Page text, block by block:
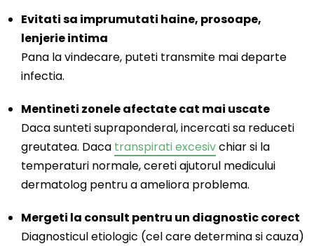
Evitati sa imprumutati haine, prosoape,
lenjerie intima
Pana la vindecare, puteti transmite mai departe
infectia.
Mentineti zonele afectate cat mai uscate
Daca sunteti supraponderal, incercati sa reduceti
greutatea. Daca transpirati excesivchiar si la
temperaturi normale, cereti ajutorul medicului
dermatolog pentru a ameliora problema.
Mergeti la consult pentru un diagnostic corect
Diagnosticul etiologic (cel care determina si cauza)